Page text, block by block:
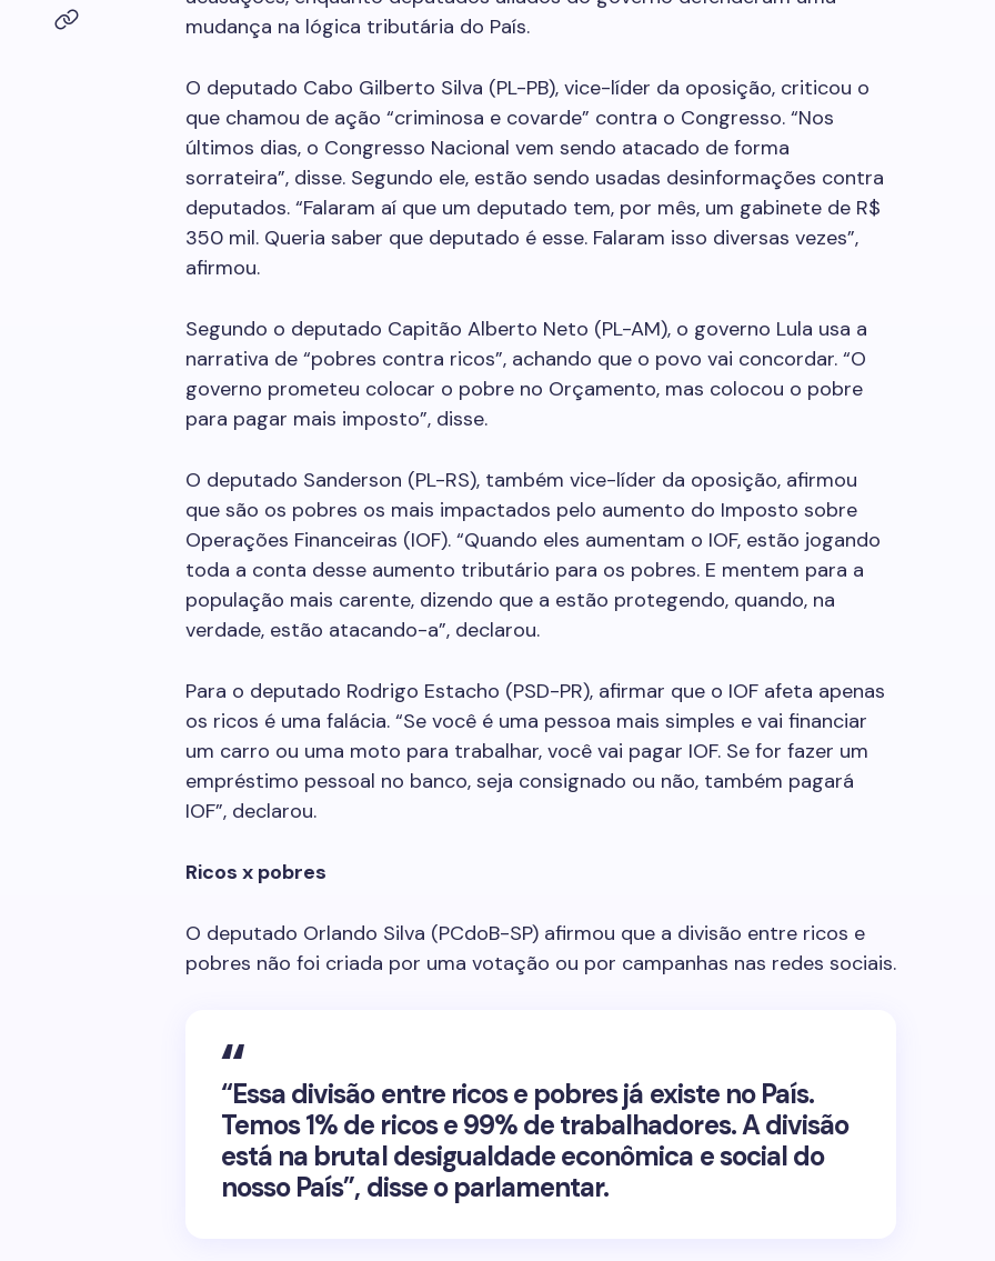
mudança na lógica tributária do País.
O deputado Cabo Gilberto Silva (PL-PB), vice-líder da oposição, criticou o
que chamou de ação “criminosa e covarde” contra o Congresso. “Nos
últimos dias, o Congresso Nacional vem sendo atacado de forma
sorrateira”, disse. Segundo ele, estão sendo usadas desinformações contra
deputados. “Falaram aí que um deputado tem, por mês, um gabinete de R$
350 mil. Queria saber que deputado é esse. Falaram isso diversas vezes”,
afirmou.
Segundo o deputado Capitão Alberto Neto (PL-AM), o governo Lula usa a
narrativa de “pobres contra ricos”, achando que o povo vai concordar. “O
governo prometeu colocar o pobre no Orçamento, mas colocou o pobre
para pagar mais imposto”, disse.
O deputado Sanderson (PL-RS), também vice-líder da oposição, afirmou
que são os pobres os mais impactados pelo aumento do Imposto sobre
Operações Financeiras (IOF). “Quando eles aumentam o IOF, estão jogando
toda a conta desse aumento tributário para os pobres. E mentem para a
população mais carente, dizendo que a estão protegendo, quando, na
verdade, estão atacando-a”, declarou.
Para o deputado Rodrigo Estacho (PSD-PR), afirmar que o IOF afeta apenas
os ricos é uma falácia. “Se você é uma pessoa mais simples e vai financiar
um carro ou uma moto para trabalhar, você vai pagar IOF. Se for fazer um
empréstimo pessoal no banco, seja consignado ou não, também pagará
IOF”, declarou.
Ricos x pobres
O deputado Orlando Silva (PCdoB-SP) afirmou que a divisão entre ricos e
pobres não foi criada por uma votação ou por campanhas nas redes sociais.
“Essa divisão entre ricos e pobres já existe no País.
Temos 1% de ricos e 99% de trabalhadores. A divisão
está na brutal desigualdade econômica e social do
nosso País”, disse o parlamentar.